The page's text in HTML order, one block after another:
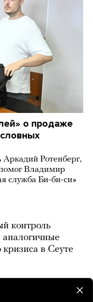
о продаже
Аркадий Ротенберг,
Владимир
служба Би-би-си»
контроль
в Сеуте